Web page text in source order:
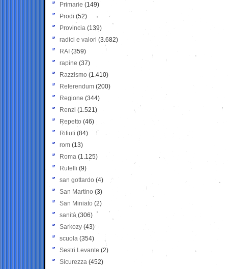
Primarie (149)
Prodi (52)
Provincia (139)
radici e valori (3.682)
RAI (359)
rapine (37)
Razzismo (1.410)
Referendum (200)
Regione (344)
Renzi (1.521)
Repetto (46)
Rifiuti (84)
rom (13)
Roma (1.125)
Rutelli (9)
san gottardo (4)
San Martino (3)
San Miniato (2)
sanità (306)
Sarkozy (43)
scuola (354)
Sestri Levante (2)
Sicurezza (452)